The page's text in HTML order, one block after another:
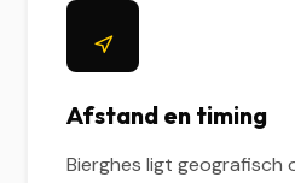
Afstand en timing
Bierghes ligt geografisch